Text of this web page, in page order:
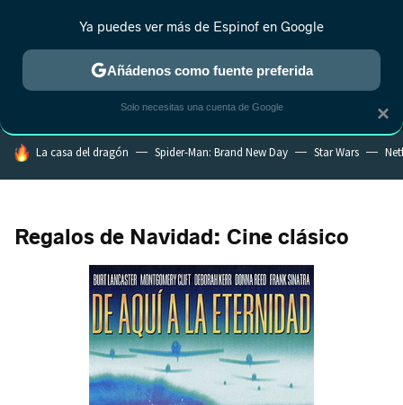
MENÚ NUEVO
ESTRENOS REALITY ANIME RANKINGS CINE
HOY SE HABLA DE
La casa del dragón Spider-Man: Brand New Day Star Wars
Regalos de Navidad: Cine clásico
×
Ya puedes ver más de Espinof en Google
Añádenos como fuente preferida
Solo necesitas una cuenta de Google